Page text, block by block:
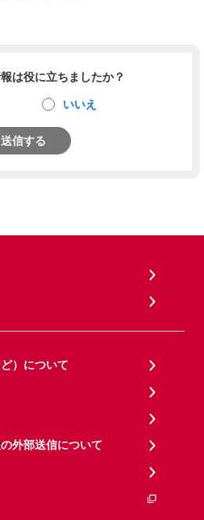
は役に立ちましたか？
いいえ
送信する
）について
外部送信について